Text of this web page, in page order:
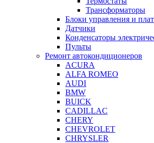
Трансформаторы
Блоки управления и
Датчики
Конденсаторы
Пульты
Ремонт автокондиционеров
ACURA
ALFA ROMEO
AUDI
BMW
BUICK
CADILLAC
CHERY
CHEVROLET
CHRYSLER